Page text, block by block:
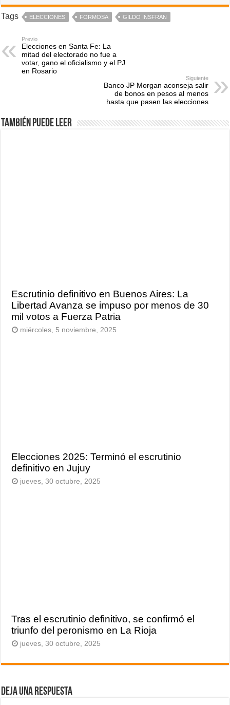
Tags ELECCIONES FORMOSA GILDO INSFRAN
Previo
Elecciones en Santa Fe: La
mitad del electorado no fue a
votar, gano el oficialismo y el PJ
en Rosario
Siguiente
Banco JP Morgan aconseja salir
de bonos en pesos al menos
hasta que pasen las elecciones
También puede leer
Escrutinio definitivo en Buenos Aires: La
Libertad Avanza se impuso por menos de 30
mil votos a Fuerza Patria
miércoles, 5 noviembre, 2025
Elecciones 2025: Terminó el escrutinio
definitivo en Jujuy
jueves, 30 octubre, 2025
Tras el escrutinio definitivo, se confirmó el
triunfo del peronismo en La Rioja
jueves, 30 octubre, 2025
Deja una respuesta